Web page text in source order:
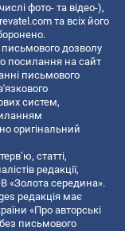
фото- та відео-),
та всіх його
дозволу
посилання на сайт
письмового
систем,
оригінальний
статті,
редакції,
«Золота середина».
редакція має
«Про авторські
письмового